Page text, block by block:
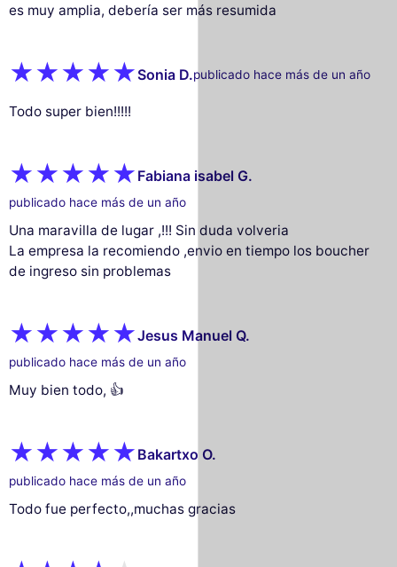
es muy amplia, debería ser más resumida
Sonia D.publicado hace más de un año
Todo super bien!!!!!
Fabiana isabel G.
publicado hace más de un año
Una maravilla de lugar ,!!! Sin duda volveria
La empresa la recomiendo ,envio en tiempo los boucher
de ingreso sin problemas
Jesus Manuel Q.
publicado hace más de un año
Muy bien todo, 👍
Bakartxo O.
publicado hace más de un año
Todo fue perfecto,,muchas gracias